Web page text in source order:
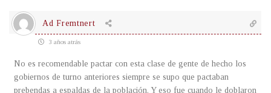
Ad Fremtnert
3 años atrás
No es recomendable pactar con esta clase de gente de hecho los
gobiernos de turno anteriores siempre se supo que pactaban
prebendas a espaldas de la población. Y eso fue cuando le doblaron